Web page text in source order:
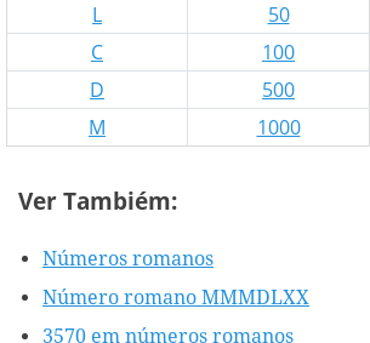
L
50
C
100
D
500
M
1000
Ver Tambiém:
Números romanos
Número romano MMMDLXX
3570 em números romanos